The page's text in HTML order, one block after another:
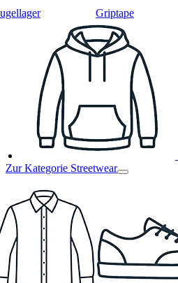
Griptape
Zur Kategorie Streetwear